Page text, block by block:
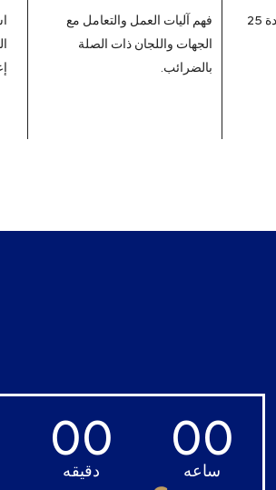
إجراءات التمديد وفقا للمادة 25
فهم آليات العمل والتعامل مع
الجهات واللجان ذات الصلة
بالضرائب.
00
ساعه
00
دقيقه